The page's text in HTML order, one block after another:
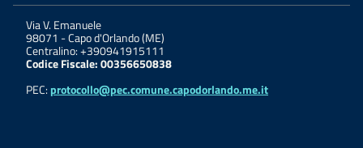
Via V. Emanuele
98071 -Capo d'Orlando (ME)
Centralino: +390941915111
Codice Fiscale: 00356650838
PEC: protocollo@pec.comune.capodorlando.me.it